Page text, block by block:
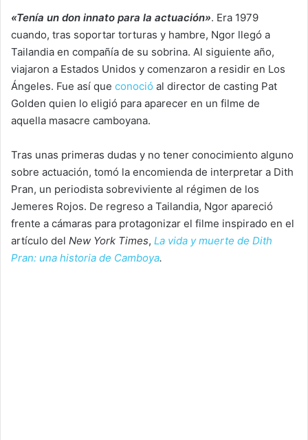
«Tenía un don innato para la actuación». Era 1979
cuando, tras soportar torturas y hambre, Ngor llegó a
Tailandia en compañía de su sobrina. Al siguiente año,
viajaron a Estados Unidos y comenzaron a residir en Los
Ángeles. Fue así que conoció al director de casting Pat
Golden quien lo eligió para aparecer en un filme de
aquella masacre camboyana.
Tras unas primeras dudas y no tener conocimiento alguno
sobre actuación, tomó la encomienda de interpretar a Dith
Pran, un periodista sobreviviente al régimen de los
Jemeres Rojos. De regreso a Tailandia, Ngor apareció
frente a cámaras para protagonizar el filme inspirado en el
artículo del New York Times, La vida y muerte de Dith
Pran: una historia de Camboya.